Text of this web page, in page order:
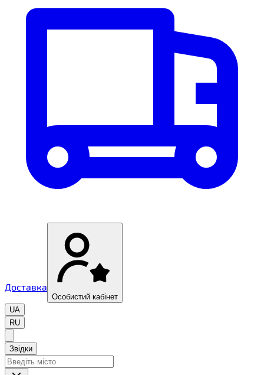
Доставка
Особистий кабінет
UA
RU
Звідки